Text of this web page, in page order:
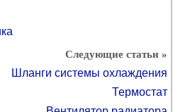
Следующие статьи »
Шланги системы охлаждения
Термостат